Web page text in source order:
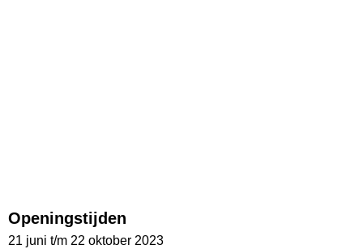
Openingstijden
21 juni t/m 22 oktober 2023